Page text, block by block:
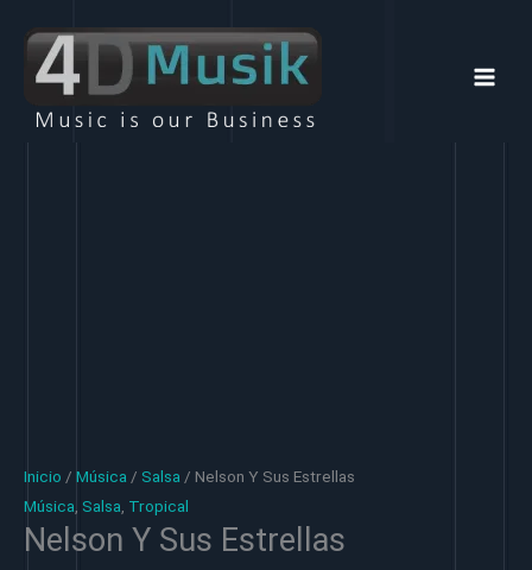
contenido
Inicio / Música / Salsa / Nelson Y Sus Estrellas
Música Salsa Tropical
Nelson Y Sus Estrellas